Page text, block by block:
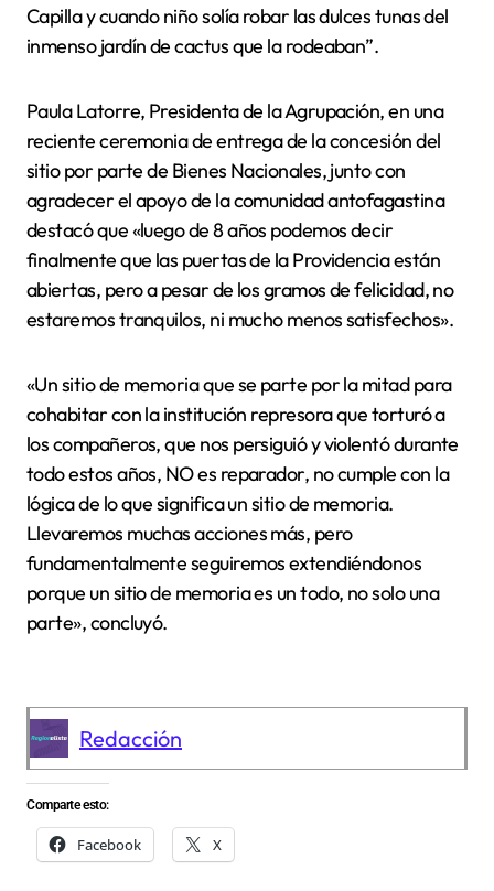
Capilla y cuando niño solía robar las dulces tunas del
inmenso jardín de cactus que la rodeaban”.
Paula Latorre, Presidenta de la Agrupación, en una
reciente ceremonia de entrega de la concesión del
sitio por parte de Bienes Nacionales, junto con
agradecer el apoyo de la comunidad antofagastina
destacó que «luego de 8 años podemos decir
finalmente que las puertas de la Providencia están
abiertas, pero a pesar de los gramos de felicidad, no
estaremos tranquilos, ni mucho menos satisfechos».
«Un sitio de memoria que se parte por la mitad para
cohabitar con la institución represora que torturó a
los compañeros, que nos persiguió y violentó durante
todo estos años, NO es reparador, no cumple con la
lógica de lo que significa un sitio de memoria.
Llevaremos muchas acciones más, pero
fundamentalmente seguiremos extendiéndonos
porque un sitio de memoria es un todo, no solo una
parte», concluyó.
Redacción
Comparte esto:
Facebook X